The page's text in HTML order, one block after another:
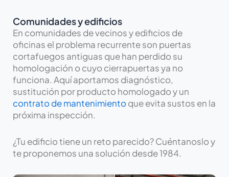
Comunidades y edificios
En comunidades de vecinos y edificios de
oficinas el problema recurrente son puertas
cortafuegos antiguas que han perdido su
homologación o cuyo cierrapuertas ya no
funciona. Aquí aportamos diagnóstico,
sustitución por producto homologado y un
contrato de mantenimientoque evita sustos en la
próxima inspección.
¿Tu edificio tiene un reto parecido? Cuéntanoslo y
te proponemos una solución desde 1984.